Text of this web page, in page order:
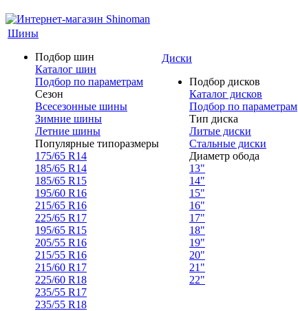
Шины
Подбор шин
Каталог шин
Подбор по параметрам
Сезон
Всесезонные шины
Зимние шины
Летние шины
Популярные типоразмеры
175/65 R14
185/65 R14
185/65 R15
195/60 R16
215/65 R16
225/65 R17
195/65 R15
205/55 R16
215/55 R16
215/60 R17
225/60 R18
235/55 R17
235/55 R18
Диски
Подбор дисков
Каталог дисков
Подбор по параметрам
Тип диска
Литые диски
Стальные диски
Диаметр обода
13"
14"
15"
16"
17"
18"
19"
20"
21"
22"